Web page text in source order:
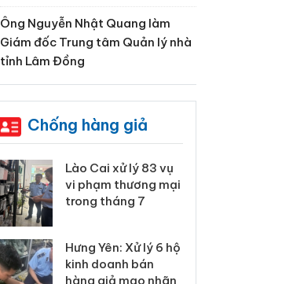
Ông Nguyễn Nhật Quang làm
Giám đốc Trung tâm Quản lý nhà
tỉnh Lâm Đồng
Chống hàng giả
Lào Cai xử lý 83 vụ
vi phạm thương mại
trong tháng 7
Hưng Yên: Xử lý 6 hộ
kinh doanh bán
hàng giả mạo nhãn